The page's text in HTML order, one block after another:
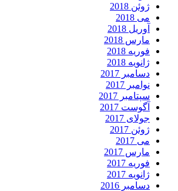
ژوئن 2018
می 2018
آوریل 2018
مارس 2018
فوریه 2018
ژانویه 2018
دسامبر 2017
نوامبر 2017
سپتامبر 2017
آگوست 2017
جولای 2017
ژوئن 2017
می 2017
مارس 2017
فوریه 2017
ژانویه 2017
دسامبر 2016